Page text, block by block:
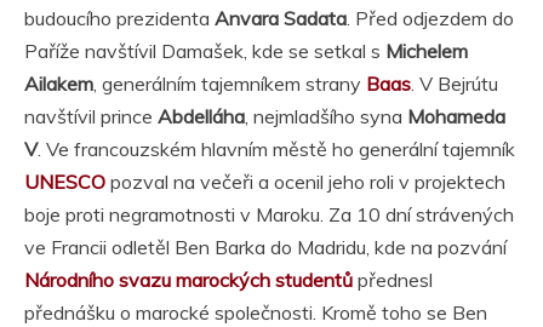
budoucího prezidenta Anvara Sadata. Před odjezdem do
Paříže navštívil Damašek, kde se setkal s Michelem
Ailakem, generálním tajemníkem strany Baas. V Bejrútu
navštívil prince Abdelláha, nejmladšího syna Mohameda
V. Ve francouzském hlavním městě ho generální tajemník
UNESCO pozval na večeři a ocenil jeho roli v projektech
boje proti negramotnosti v Maroku. Za 10 dní strávených
ve Francii odletěl Ben Barka do Madridu, kde na pozvání
Národního svazu marockých studentů přednesl
přednášku o marocké společnosti. Kromě toho se Ben